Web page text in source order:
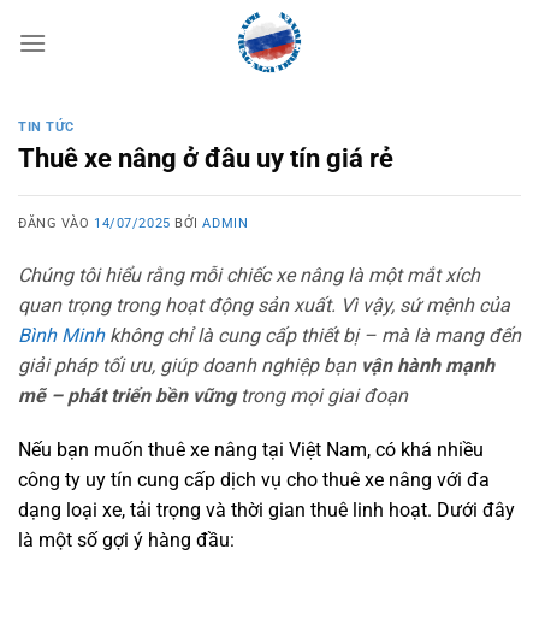
qua
TIN TỨC
Thuê xe nâng ở đâu uy tín giá rẻ
ĐĂNG VÀO 14/07/2025 BỞIADMIN
Chúng tôi hiểu rằng mỗi chiếc xe nâng là một mắt xích
quan trọng trong hoạt động sản xuất. Vì vậy, sứ mệnh của
Bình Minhkhông chỉ là cung cấp thiết bị – mà là mang đến
giải pháp tối ưu, giúp doanh nghiệp bạn vận hành mạnh
mẽ – phát triển bền vữngtrong mọi giai đoạn
Nếu bạn muốn thuê xe nâng tại Việt Nam, có khá nhiều
công ty uy tín cung cấp dịch vụ cho thuê xe nâng với đa
dạng loại xe, tải trọng và thời gian thuê linh hoạt. Dưới đây
là một số gợi ý hàng đầu: